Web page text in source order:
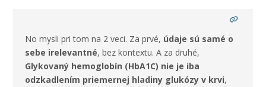
No mysli pri tom na 2 veci. Za prvé, údaje sú samé o
sebe irelevantné, bez kontextu. A za druhé,
Glykovaný hemoglobín (HbA1C) nie je iba
odzkadlením priemernej hladiny glukózy v krvi,